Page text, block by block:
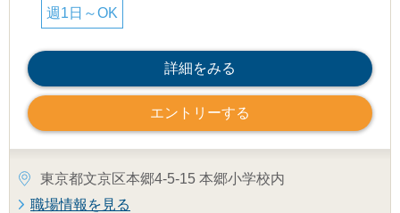
週1日～OK
詳細をみる
エントリーする
東京都文京区本郷4-5-15 本郷小学校内
職場情報を見る